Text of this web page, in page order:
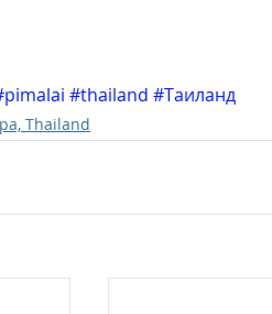
#thailand #Таиланд
Thailand